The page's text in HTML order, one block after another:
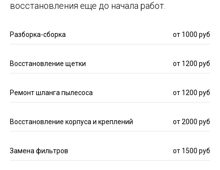
восстановления еще до начала работ.
Разборка-сборка от 1000 руб
Восстановление щетки от 1200 руб
Ремонт шланга пылесоса от 1200 руб
Восстановление корпуса и креплений от 2000 руб
Замена фильтров от 1500 руб